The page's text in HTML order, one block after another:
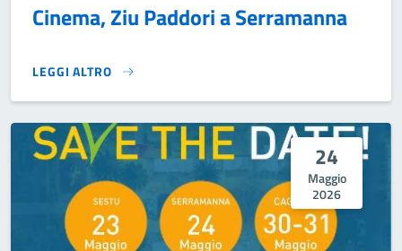
Cinema, Ziu Paddori a Serramanna
LEGGI ALTRO
CINEMA, ZIU PADDORI A SERRAMANNA}
24
Maggio
2026